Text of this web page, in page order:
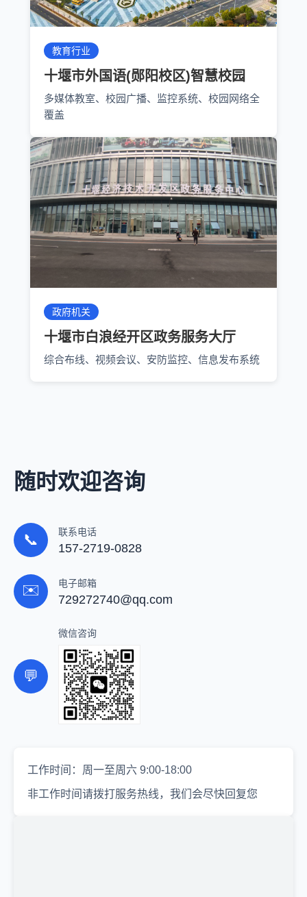
教育行业
十堰市外国语(郧阳校区)智慧校园
多媒体教室、校园广播、监控系统、校园网络全
覆盖
政府机关
十堰市白浪经开区政务服务大厅
综合布线、视频会议、安防监控、信息发布系统
随时欢迎咨询
📞 联系电话
157-2719-0828
✉️ 电子邮箱
729272740@qq.com
💬
微信咨询
工作时间：周一至周六 9:00-18:00
非工作时间请拨打服务热线，我们会尽快回复您